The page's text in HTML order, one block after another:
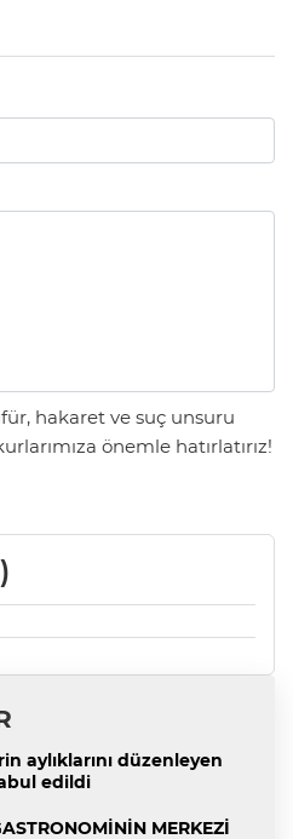
hakaret ve suç unsuru
önemle hatırlatırız!
)
aylıklarını düzenleyen
edildi
MERKEZİ